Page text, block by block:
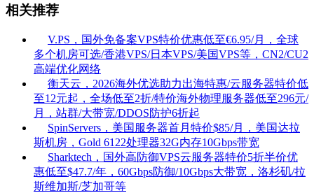
相关推荐
V.PS，国外免备案VPS特价优惠低至€6.95/月，全球
多个机房可选/香港VPS/日本VPS/美国VPS等，CN2/CU2
高端优化网络
衡天云，2026海外优选助力出海特惠/云服务器特价低
至12元起，全场低至2折/特价海外物理服务器低至296元/
月，站群/大带宽/DDOS防护6折起
SpinServers，美国服务器首月特价$85/月，美国达拉
斯机房，Gold 6122处理器32G内存10Gbps带宽
Sharktech，国外高防御VPS云服务器特价5折半价优
惠低至$47.7/年，60Gbps防御/10Gbps大带宽，洛杉矶/拉
斯维加斯/芝加哥等